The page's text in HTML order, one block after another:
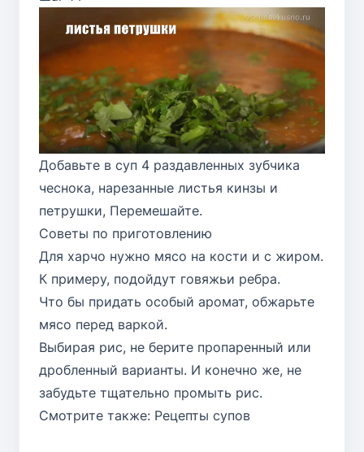
Добавьте в суп 4 раздавленных зубчика
чеснока, нарезанные листья кинзы и
петрушки, Перемешайте.
Советы по приготовлению
Для харчо нужно мясо на кости и с жиром.
К примеру, подойдут говяжьи ребра.
Что бы придать особый аромат, обжарьте
мясо перед варкой.
Выбирая рис, не берите пропаренный или
дробленный варианты. И конечно же, не
забудьте тщательно промыть рис.
Смотрите также: Рецепты супов